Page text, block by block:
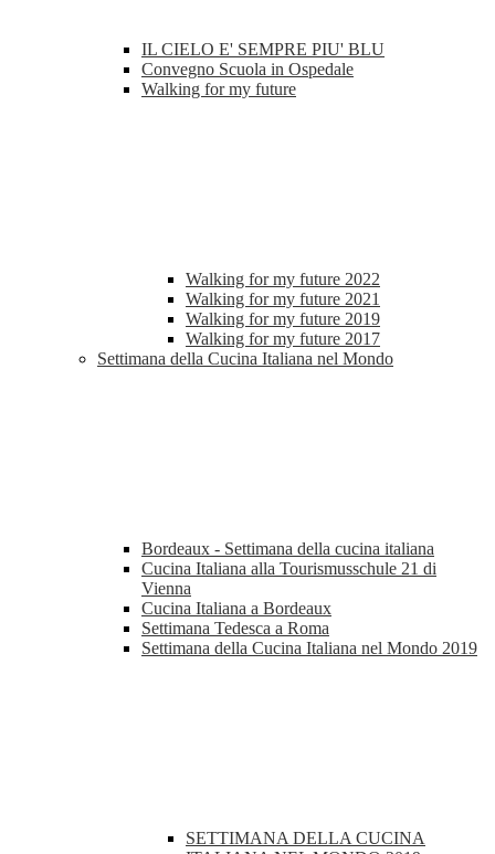
IL CIELO E' SEMPRE PIU' BLU
Convegno Scuola in Ospedale
Walking for my future
Walking for my future 2022
Walking for my future 2021
Walking for my future 2019
Walking for my future 2017
Settimana della Cucina Italiana nel Mondo
Bordeaux - Settimana della cucina italiana
Cucina Italiana alla Tourismusschule 21 di
Vienna
Cucina Italiana a Bordeaux
Settimana Tedesca a Roma
Settimana della Cucina Italiana nel Mondo 2019
SETTIMANA DELLA CUCINA